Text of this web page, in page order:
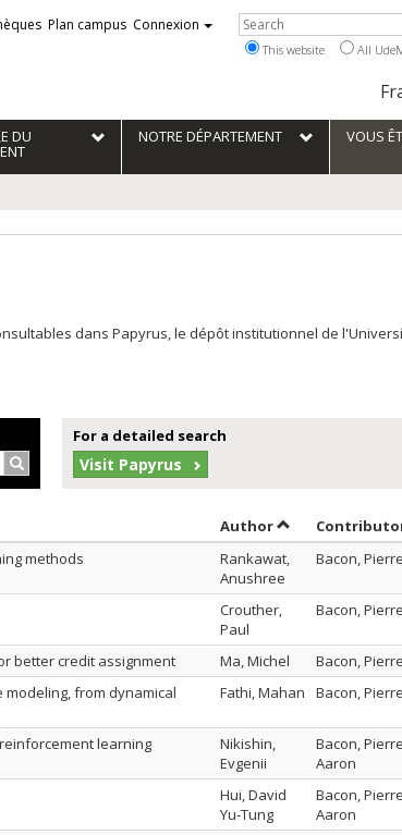
la
Plan campus Connexion Rechercher
This website All
DU NOTRE DÉPARTEMENT VOUS
dans Papyrus, le dépôt institutionnel de
Search…
For a detailed search
Visit Papyrus
AuthorSort by author in
methods
Rankawat,
Anushree
Bacon,
Crouther,
Paul
Bacon,
better credit assignment Ma, Michel
Bacon,
from dynamical
Fathi, Mahan Bacon,
learning
Nikishin,
Evgenii
Bacon,
Aaron
Hui, David
Yu-Tung
Bacon,
Aaron